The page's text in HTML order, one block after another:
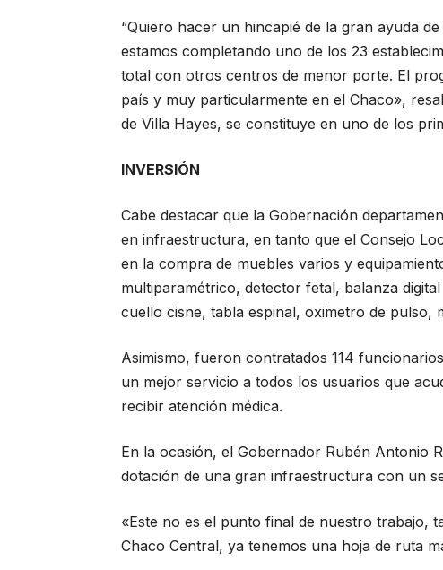
“Quiero hacer un hincapié de la gran ayuda
estamos completando uno de los 23
total con otros centros de menor porte. El
país y muy particularmente en el Chaco»,
de Villa Hayes, se constituye en uno de los
INVERSIÓN
Cabe destacar que la Gobernación
en infraestructura, en tanto que el Consejo
en la compra de muebles varios y
multiparamétrico, detector fetal, balanza
cuello cisne, tabla espinal, oximetro de pulso,
Asimismo, fueron contratados 114
un mejor servicio a todos los usuarios que
recibir atención médica.
En la ocasión, el Gobernador Rubén Antonio
dotación de una gran infraestructura con un
«Este no es el punto final de nuestro trabajo,
Chaco Central, ya tenemos una hoja de ruta